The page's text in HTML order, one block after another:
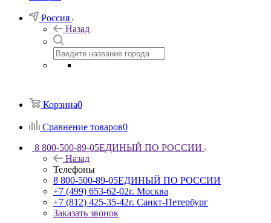
Россия
Назад
Корзина0
Сравнение товаров0
8 800-500-89-05ЕДИНЫЙ ПО РОССИИ
Назад
Телефоны
8 800-500-89-05ЕДИНЫЙ ПО РОССИИ
+7 (499) 653-62-02г. Москва
+7 (812) 425-35-42г. Санкт-Петербург
Заказать звонок